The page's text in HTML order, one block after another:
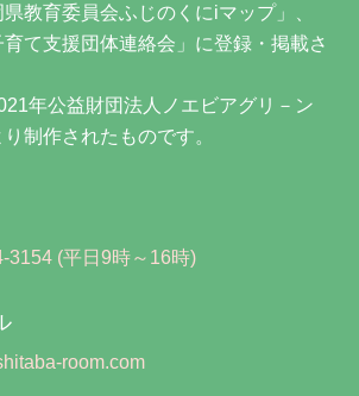
教育委員会ふじのくにiマップ」、
て支援団体連絡会」に登録・掲載さ
年公益財団法人ノエビアグリ－ン
制作されたものです。
3154 (平日9時～16時)
room.com